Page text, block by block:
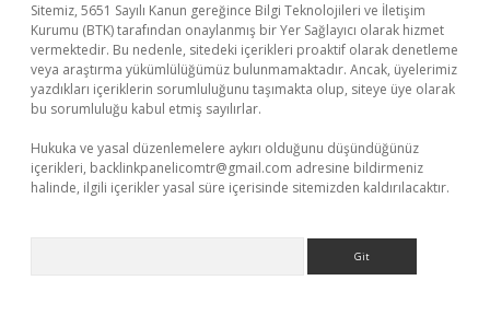
Sitemiz, 5651 Sayılı Kanun gereğince Bilgi Teknolojileri ve İletişim
Kurumu (BTK) tarafından onaylanmış bir Yer Sağlayıcı olarak hizmet
vermektedir. Bu nedenle, sitedeki içerikleri proaktif olarak denetleme
veya araştırma yükümlülüğümüz bulunmamaktadır. Ancak, üyelerimiz
yazdıkları içeriklerin sorumluluğunu taşımakta olup, siteye üye olarak
bu sorumluluğu kabul etmiş sayılırlar.
Hukuka ve yasal düzenlemelere aykırı olduğunu düşündüğünüz
içerikleri, backlinkpanelicomtr@gmail.com adresine bildirmeniz
halinde, ilgili içerikler yasal süre içerisinde sitemizden kaldırılacaktır.